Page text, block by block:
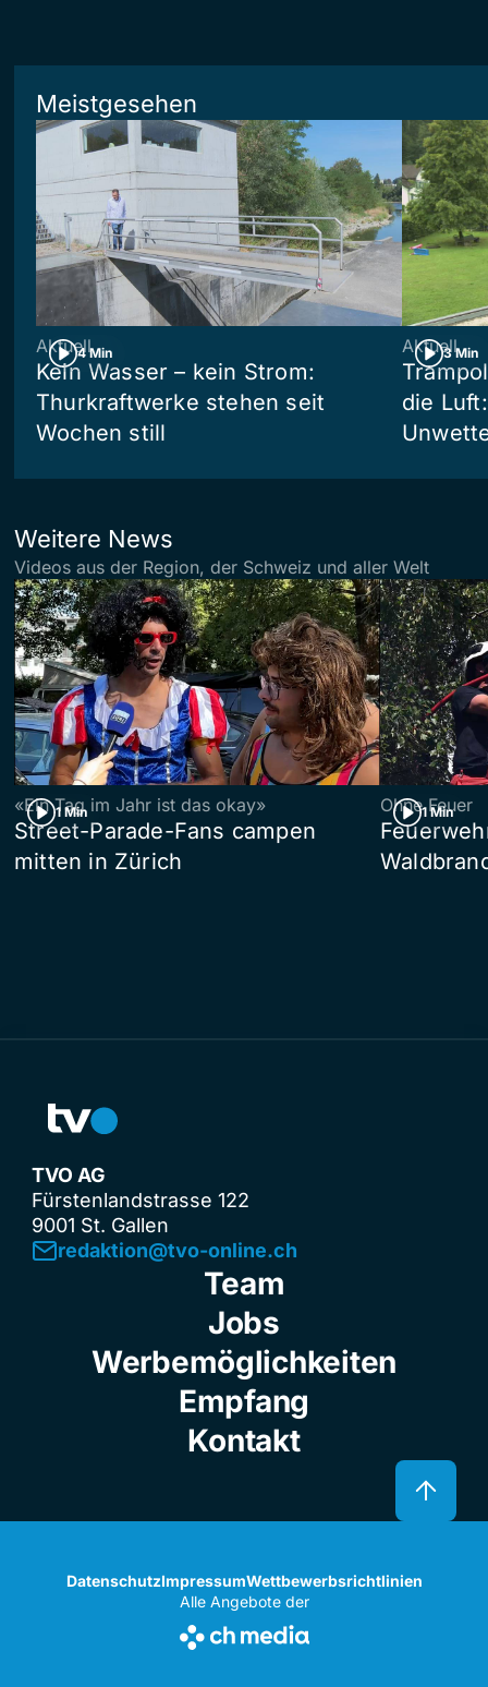
Meistgesehen
4 Min
Aktuell
Kein Wasser – kein Strom:
Thurkraftwerke stehen seit
Wochen still
3 Min
Aktuell
die
Weitere News
Videos aus der Region, der Schweiz und aller Welt
1 Min
«Ein Tag im Jahr ist das okay»
Street-Parade-Fans campen
mitten in Zürich
1 Min
Ohne Feuer
TVO AG
Fürstenlandstrasse 122
9001 St. Gallen
redaktion@tvo-online.ch
Team
Jobs
Werbemöglichkeiten
Empfang
Kontakt
DatenschutzImpressumWettbewerbsrichtlinien
Alle Angebote der